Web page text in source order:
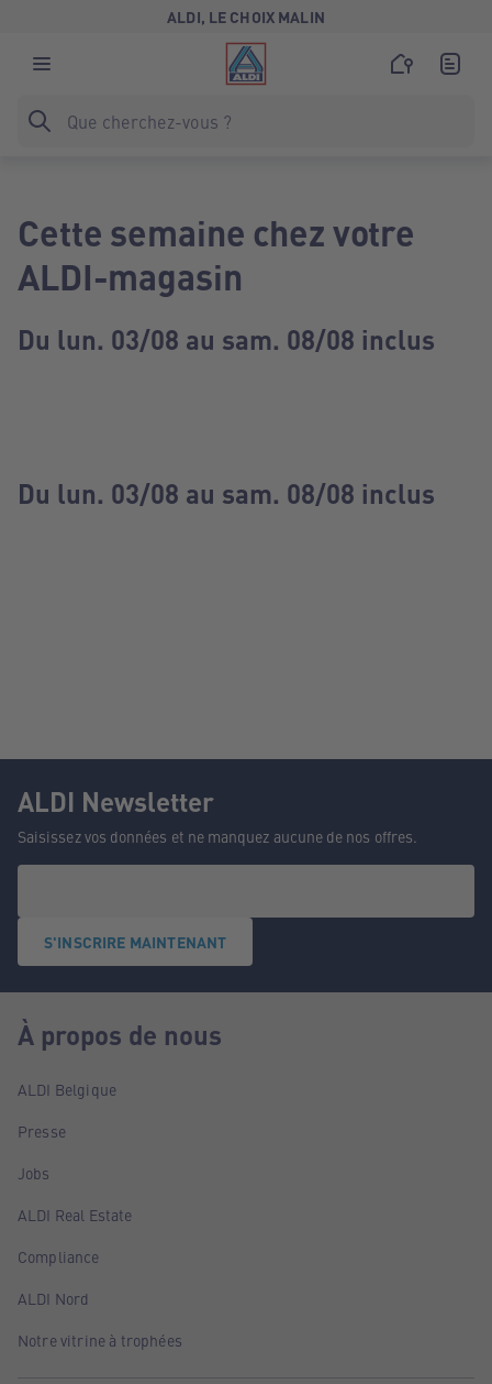
ALDI, LE CHOIX MALIN
Cette semaine chez votre
ALDI-magasin
Du lun. 03/08 au sam. 08/08 inclus
Du lun. 03/08 au sam. 08/08 inclus
ALDI Newsletter
Saisissez vos données et ne manquez aucune de nos offres.
S'INSCRIRE MAINTENANT
À propos de nous
ALDI Belgique
Presse
Jobs
ALDI Real Estate
Compliance
ALDI Nord
Notre vitrine à trophées